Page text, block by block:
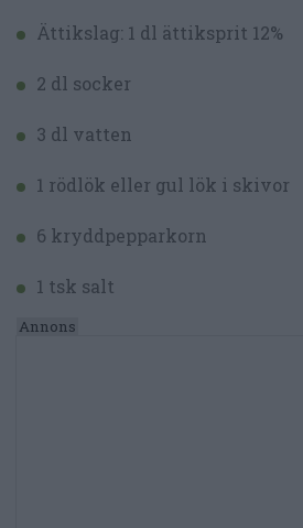
Ättikslag: 1 dl ättiksprit 12%
2 dl socker
3 dl vatten
1 rödlök eller gul lök i skivor
6 kryddpepparkorn
1 tsk salt